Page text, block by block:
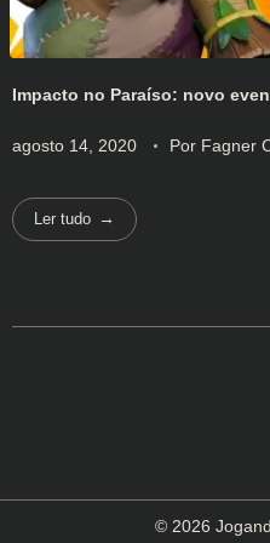
Impacto no Paraíso: novo
agosto 14, 2020 Por Fagner
Ler tudo
© 2026